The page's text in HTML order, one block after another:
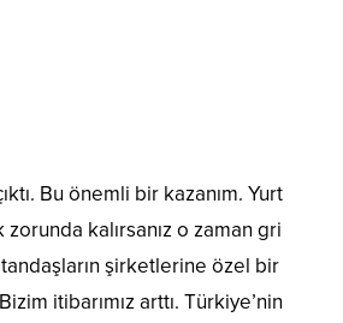
Bu önemli bir kazanım. Yurt
zorunda kalırsanız o zaman gri
şirketlerine özel bir
itibarımız arttı. Türkiye’nin